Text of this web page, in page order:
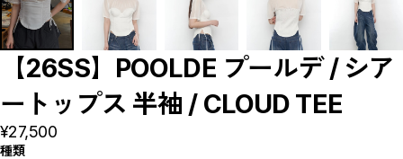
U
【MEN'S】BRAND LIST
A
D
E
【26SS】POOLDE プールデ / シア
ートップス 半袖 / CLOUD TEE
¥27,500
種類